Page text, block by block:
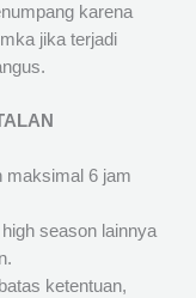
karena
jika terjadi
maksimal 6 jam
season lainnya
ketentuan,